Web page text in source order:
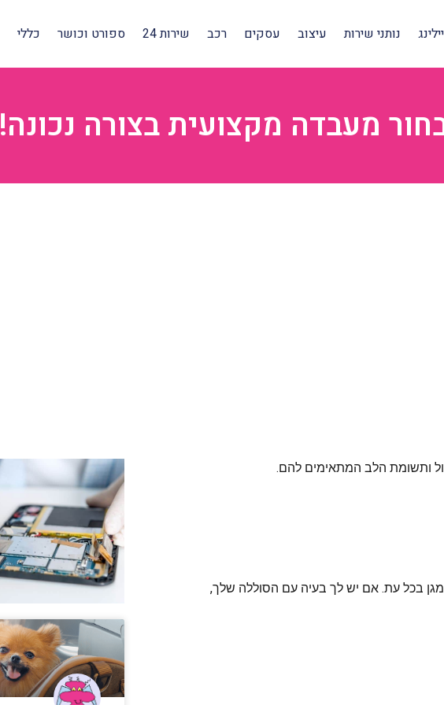
נותני שירות עיצוב עסקים רכב שירות 24 ספורט וכושר כללי
מעבדה מקצועית בצורה נכונה!
ותשומת הלב המתאימים להם.
מגן בכל עת. אם יש לך בעיה עם הסוללה שלך,